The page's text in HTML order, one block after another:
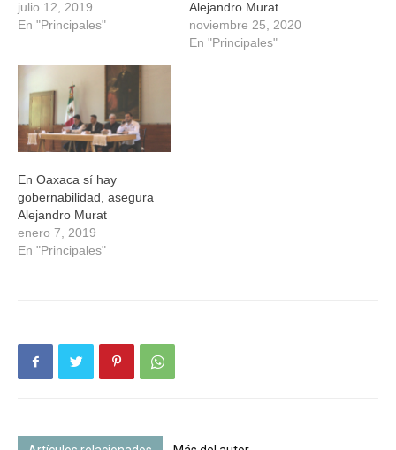
julio 12, 2019
En "Principales"
Alejandro Murat
noviembre 25, 2020
En "Principales"
En Oaxaca sí hay
gobernabilidad, asegura
Alejandro Murat
enero 7, 2019
En "Principales"